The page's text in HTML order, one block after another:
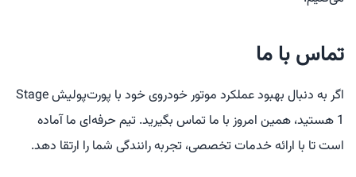
تماس با ما
اگر به دنبال بهبود عملکرد موتور خودروی خود با پورت‌پولیش Stage
1 هستید، همین امروز با ما تماس بگیرید. تیم حرفه‌ای ما آماده
است تا با ارائه خدمات تخصصی، تجربه رانندگی شما را ارتقا دهد.